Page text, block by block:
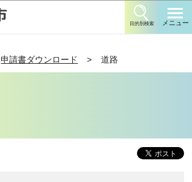
目的別検索 メニュー
申請書ダウンロード 道路